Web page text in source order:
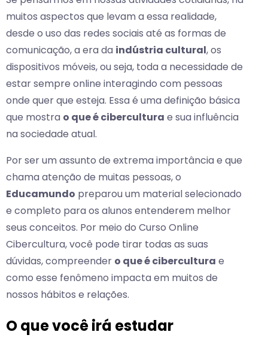
muitos aspectos que levam a essa realidade,
desde o uso das redes sociais até as formas de
comunicação, a era da indústria cultural, os
dispositivos móveis, ou seja, toda a necessidade de
estar sempre online interagindo com pessoas
onde quer que esteja. Essa é uma definição básica
que mostra o que é cibercultura e sua influência
na sociedade atual.
Por ser um assunto de extrema importância e que
chama atenção de muitas pessoas, o
Educamundo preparou um material selecionado
e completo para os alunos entenderem melhor
seus conceitos. Por meio do Curso Online
Cibercultura, você pode tirar todas as suas
dúvidas, compreender o que é cibercultura e
como esse fenômeno impacta em muitos de
nossos hábitos e relações.
O que você irá estudar